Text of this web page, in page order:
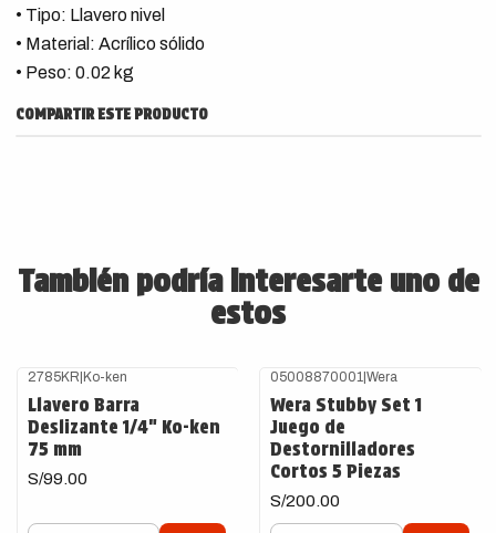
• Tipo: Llavero nivel
• Material: Acrílico sólido
• Peso: 0.02 kg
COMPARTIR ESTE PRODUCTO
También podría interesarte uno de
estos
2785KR|Ko-ken
Llavero Barra
Deslizante 1/4" Ko-ken
75 mm
S/99.00
05008870001 |Wera
Wera Stubby Set 1
Juego de
Destornilladores
Cortos 5 Piezas
S/200.00